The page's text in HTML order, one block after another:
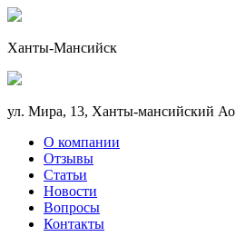
Ханты-Мансийск
ул. Мира, 13, Ханты-мансийский Ао
О компании
Отзывы
Статьи
Новости
Вопросы
Контакты